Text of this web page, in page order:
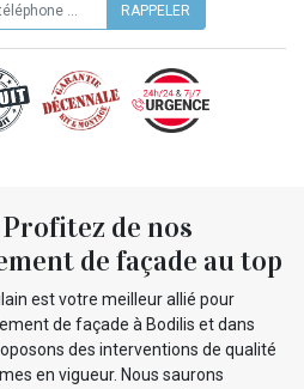
de nos
de façade au top
est votre meilleur allié pour
de façade à Bodilis et dans
des interventions de qualité
en vigueur. Nous saurons